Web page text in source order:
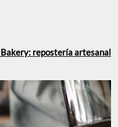
repostería artesanal